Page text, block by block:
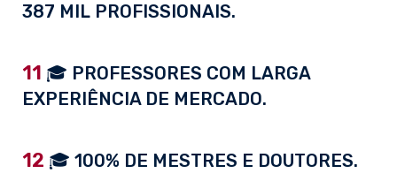
387 MIL PROFISSIONAIS.
11 🎓 PROFESSORES COM LARGA
EXPERIÊNCIA DE MERCADO.
12 🎓 100% DE MESTRES E DOUTORES.